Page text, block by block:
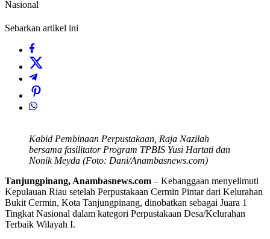
Nasional
Sebarkan artikel ini
Kabid Pembinaan Perpustakaan, Raja Nazilah
bersama fasilitator Program TPBIS Yusi Hartati dan
Nonik Meyda (Foto: Dani/Anambasnews.com)
Tanjungpinang, Anambasnews.com – Kebanggaan menyelimuti
Kepulauan Riau setelah Perpustakaan Cermin Pintar dari Kelurahan
Bukit Cermin, Kota Tanjungpinang, dinobatkan sebagai Juara 1
Tingkat Nasional dalam kategori Perpustakaan Desa/Kelurahan
Terbaik Wilayah I.